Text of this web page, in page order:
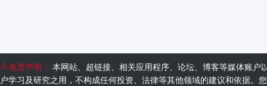
免责声明： 本网站、超链接、相关应用程序、论坛、博客等媒体账
户学习及研究之用，不构成任何投资、法律等其他领域的建议和依据